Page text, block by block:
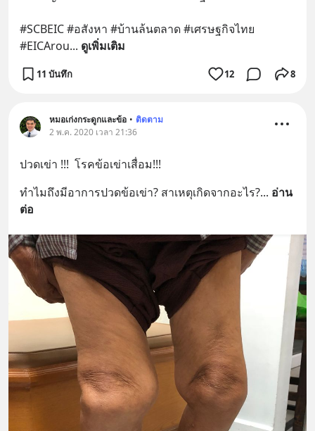
#SCBEIC #อสังหา #บ้านล้นตลาด #เศรษฐกิจไทย
#EICArou... ดูเพิ่มเติม
11 บันทึก 12 8
หมอเก่งกระดูกและข้อ • ติดตาม
2 พ.ค. 2020 เวลา 21:36
ปวดเข่า !!!  โรคข้อเข่าเสื่อม!!!
ทำไมถึงมีอาการปวดข้อเข่า? สาเหตุเกิดจากอะไร?... อ่าน
ต่อ